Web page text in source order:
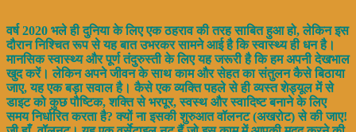
वर्ष 2020 भले ही दुनिया के लिए एक ठहराव की तरह साबित हुआ हो, लेकिन इस
दौरान निश्चित रूप से यह बात उभरकर सामने आई है कि स्वास्थ्य ही धन है।
मानसिक स्वास्थ्य और पूर्ण तंदुरुस्ती के लिए यह जरूरी है कि हम अपनी देखभाल
खुद करें। लेकिन अपने जीवन के साथ काम और सेहत का संतुलन कैसे बिठाया
जाए, यह एक बड़ा सवाल है। कैसे एक व्यक्ति पहले से ही व्यस्त शेड्यूल में से
डाइट को कुछ पौष्टिक, शक्ति से भरपूर, स्वस्थ और स्वादिष्ट बनाने के लिए
समय निर्धारित करता है? क्यों ना इसकी शुरुआत वॉलनट (अखरोट) से की जाए!